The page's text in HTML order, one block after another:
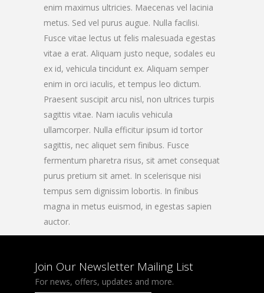
enim maximus ultricies. Maecenas vel lacinia
metus. Sed vel purus augue. Nulla facilisi.
Fusce vitae lectus ut felis malesuada egestas
vitae a erat. Aliquam justo neque, sodales eu
ex id, vehicula tincidunt ex. Aliquam semper
enim in orci iaculis, et tempus leo dictum.
Praesent suscipit arcu nisl, non ultrices turpis
sagittis vitae. Nam iaculis vehicula
ullamcorper. Nulla efficitur ipsum id tortor
sagittis, nec aliquet sem finibus. Fusce
fermentum pharetra risus, sit amet consequat
purus pretium sit amet. In scelerisque nisi
tempus sem dignissim lobortis. In finibus
magna in metus euismod, in egestas sapien
auctor.
Join Our Newsletter Mailing List
For news, offers, updates and more.